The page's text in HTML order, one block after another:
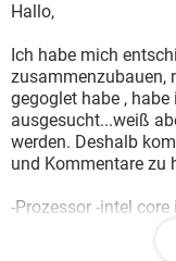
FACEBOOK
FACEBOOK
ANDROID
WINDOWS 10
WHATSAPP
FACEBOOK
Hallo,
Ich habe mich
zusammenzubauen,
gegoglet habe ,
ausgesucht...weiß
werden. Deshalb
und Kommentare zu
-Prozessor -intel core
-Mainboard-asus
-RAM-Module: RAM